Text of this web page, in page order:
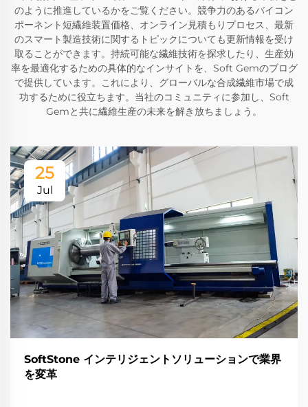
のように推進しているかをご覧ください。競争力のあるバイコン
ポーネント短繊維装置価格、オンライン見積もりプロセス、最新
のスマート製造技術に関するトピックについても更新情報を受け
取ることができます。持続可能な繊維技術を探求したり、生産効
率を最適化するための具体的なインサイトを、Soft Gemのブログ
で提供しています。これにより、グローバルな合成繊維市場で成
功するために役立ちます。当社のコミュニティに参加し、Soft
Gemと共に繊維生産の未来を解き放ちましょう。
25
Jul
SoftStone インテリジェントソリューションで業界
を変革